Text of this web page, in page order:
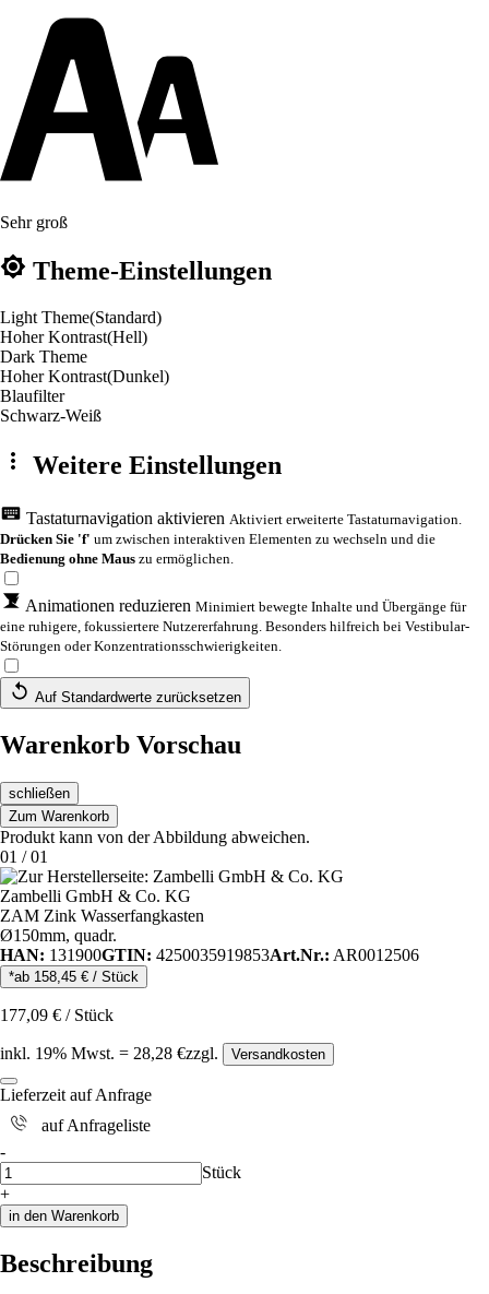
Sehr groß
Theme-Einstellungen
Light Theme(Standard)
Hoher Kontrast(Hell)
Dark Theme
Hoher Kontrast(Dunkel)
Blaufilter
Schwarz-Weiß
Weitere Einstellungen
Tastaturnavigation aktivieren Aktiviert erweiterte Tastaturnavigation.
Drücken Sie 'f' um zwischen interaktiven Elementen zu wechseln und die
Bedienung ohne Maus zu ermöglichen.
Animationen reduzieren Minimiert bewegte Inhalte und Übergänge für
eine ruhigere, fokussiertere Nutzererfahrung. Besonders hilfreich bei Vestibular-
Störungen oder Konzentrationsschwierigkeiten.
Auf Standardwerte zurücksetzen
Warenkorb Vorschau
schließen
Zum Warenkorb
Produkt kann von der Abbildung abweichen.
01 /01
Zambelli GmbH & Co. KG
ZAM Zink Wasserfangkasten
Ø150mm, quadr.
HAN: 131900GTIN: 4250035919853Art.Nr.: AR0012506
*ab 158,45 € / Stück
177,09 € / Stück
inkl. 19% Mwst. = 28,28 €zzgl. Versandkosten
Lieferzeit auf Anfrage
auf Anfrageliste
-
Anzahl
Stück
+
in den Warenkorb
Beschreibung